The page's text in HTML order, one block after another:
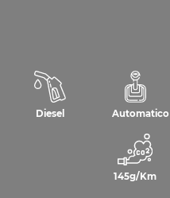
Diesel Automatico
145g/Km